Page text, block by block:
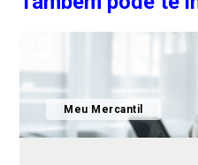
Meu Mercantil